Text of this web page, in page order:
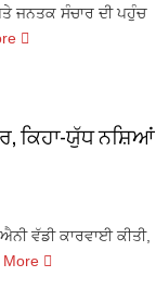
ਜਨਤਕ ਸੰਚਾਰ ਦੀ ਪਹੁੰਚ
ਕਿਹਾ-ਯੁੱਧ ਨਸ਼ਿਆਂ
ਵੱਡੀ ਕਾਰਵਾਈ ਕੀਤੀ,
More